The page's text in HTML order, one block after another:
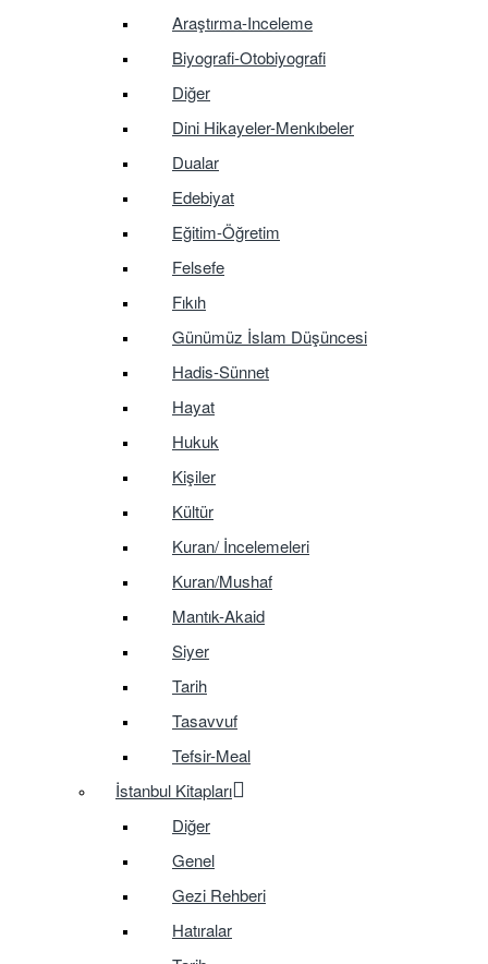
Araştırma-Inceleme
Biyografi-Otobiyografi
Diğer
Dini Hikayeler-Menkıbeler
Dualar
Edebiyat
Eğitim-Öğretim
Felsefe
Fıkıh
Günümüz İslam Düşüncesi
Hadis-Sünnet
Hayat
Hukuk
Kişiler
Kültür
Kuran/ İncelemeleri
Kuran/Mushaf
Mantık-Akaid
Siyer
Tarih
Tasavvuf
Tefsir-Meal
İstanbul Kitapları
Diğer
Genel
Gezi Rehberi
Hatıralar